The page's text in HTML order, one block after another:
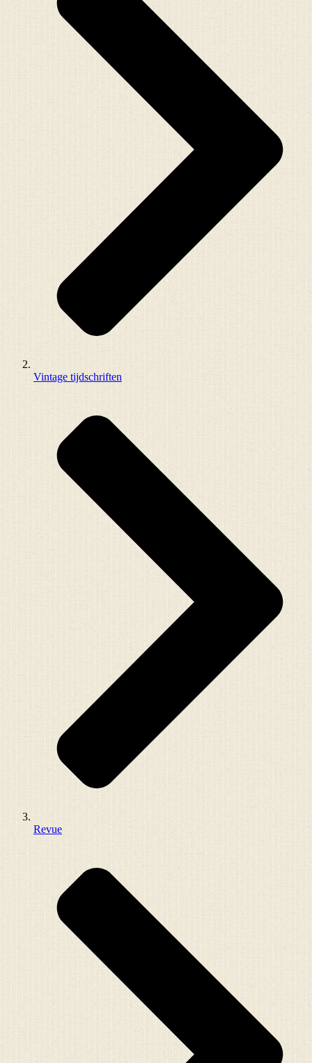
Vintage tijdschriften
Revue